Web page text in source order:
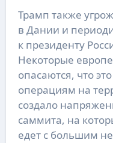
Трамп также
в Дании и
к президенту
Некоторые
опасаются, что
операциям на
создало
саммита, на
едет с большим